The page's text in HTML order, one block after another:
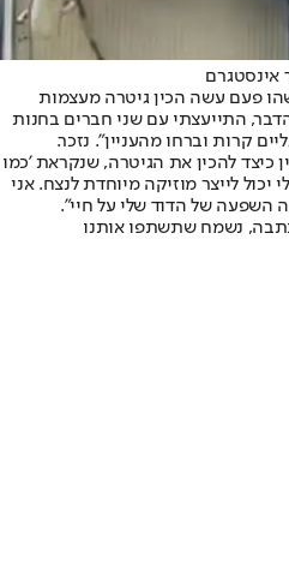
אינסטגרם
פעם עשה הכין גיטרה מעצמות
התייעצתי עם שני חברים בחנות
קרות וברחו מהעניין". נזכר.
כיצד להכין את הגיטרה, שנקראת 'כמו
יכול לייצר מוזיקה מיוחדת לנצח. אני
השפעה של הדוד שלי על חיי".
נשמח שתשתפו אותנו